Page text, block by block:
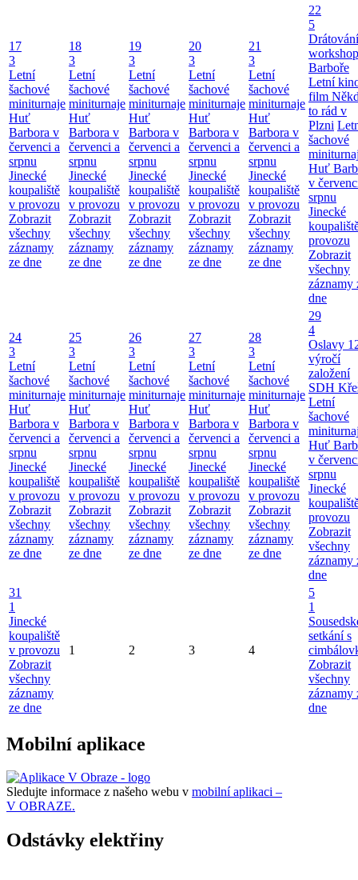
17
3
Letní
šachové
miniturnaje
Huť
Barbora v
červenci a
srpnu
Jinecké
koupaliště
v provozu
Zobrazit
všechny
záznamy
ze dne
18
3
Letní
šachové
miniturnaje
Huť
Barbora v
červenci a
srpnu
Jinecké
koupaliště
v provozu
Zobrazit
všechny
záznamy
ze dne
19
3
Letní
šachové
miniturnaje
Huť
Barbora v
červenci a
srpnu
Jinecké
koupaliště
v provozu
Zobrazit
všechny
záznamy
ze dne
20
3
Letní
šachové
miniturnaje
Huť
Barbora v
červenci a
srpnu
Jinecké
koupaliště
v provozu
Zobrazit
všechny
záznamy
ze dne
21
3
Letní
šachové
miniturnaje
Huť
Barbora v
červenci a
srpnu
Jinecké
koupaliště
v provozu
Zobrazit
všechny
záznamy
ze dne
22
5
Barboře
Letní
film
to rád v
Plzni
šachové
Huť
v
srpnu
Jinecké
provozu
Zobrazit
všechny
záznamy
dne
24
3
Letní
šachové
miniturnaje
Huť
Barbora v
červenci a
srpnu
Jinecké
koupaliště
v provozu
Zobrazit
všechny
záznamy
ze dne
25
3
Letní
šachové
miniturnaje
Huť
Barbora v
červenci a
srpnu
Jinecké
koupaliště
v provozu
Zobrazit
všechny
záznamy
ze dne
26
3
Letní
šachové
miniturnaje
Huť
Barbora v
červenci a
srpnu
Jinecké
koupaliště
v provozu
Zobrazit
všechny
záznamy
ze dne
27
3
Letní
šachové
miniturnaje
Huť
Barbora v
červenci a
srpnu
Jinecké
koupaliště
v provozu
Zobrazit
všechny
záznamy
ze dne
28
3
Letní
šachové
miniturnaje
Huť
Barbora v
červenci a
srpnu
Jinecké
koupaliště
v provozu
Zobrazit
všechny
záznamy
ze dne
29
4
Oslavy
výročí
založení
SDH
Letní
šachové
Huť
v
srpnu
Jinecké
provozu
Zobrazit
všechny
záznamy
dne
31
1
Jinecké
koupaliště
v provozu
Zobrazit
všechny
záznamy
ze dne
1 2 3 4
5
1
setkání s
Zobrazit
všechny
záznamy
dne
Mobilní aplikace
Sledujte informace z našeho webu v mobilní aplikaci –
V OBRAZE.
Odstávky elektřiny